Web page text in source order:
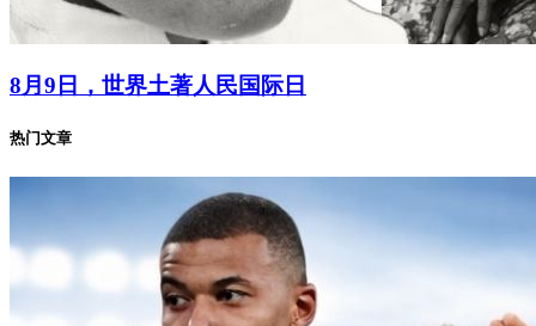
8月9日，世界土著人民国际日
热门文章